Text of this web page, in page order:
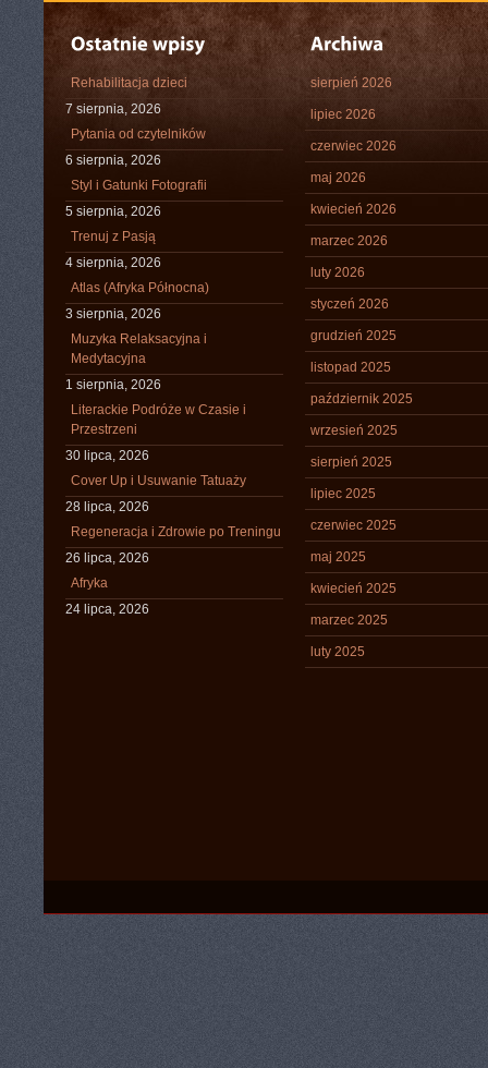
Rehabilitacja dzieci
7 sierpnia, 2026
Pytania od czytelników
6 sierpnia, 2026
Styl i Gatunki Fotografii
5 sierpnia, 2026
Trenuj z Pasją
4 sierpnia, 2026
Atlas (Afryka Północna)
3 sierpnia, 2026
Muzyka Relaksacyjna i
Medytacyjna
1 sierpnia, 2026
Literackie Podróże w Czasie i
Przestrzeni
30 lipca, 2026
Cover Up i Usuwanie Tatuaży
28 lipca, 2026
Regeneracja i Zdrowie po Treningu
26 lipca, 2026
Afryka
24 lipca, 2026
sierpień 2026
lipiec 2026
czerwiec 2026
maj 2026
kwiecień 2026
marzec 2026
luty 2026
styczeń 2026
grudzień 2025
listopad 2025
październik 2025
wrzesień 2025
sierpień 2025
lipiec 2025
czerwiec 2025
maj 2025
kwiecień 2025
marzec 2025
luty 2025